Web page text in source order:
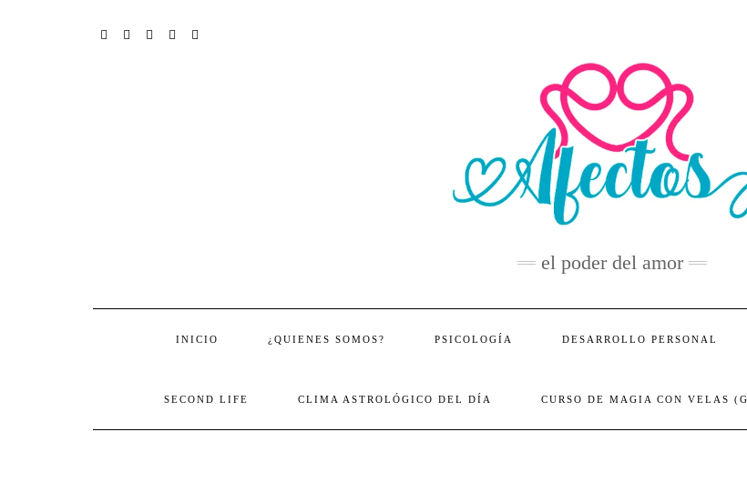
el poder del amor
INICIO ¿QUIENES SOMOS? PSICOLOGÍA DESARROLLO PERSONAL
SECOND LIFE CLIMA ASTROLÓGICO DEL DÍA CURSO DE MAGIA CON VELAS